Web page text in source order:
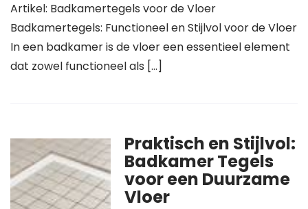
Artikel: Badkamertegels voor de Vloer
Badkamertegels: Functioneel en Stijlvol voor de Vloer
In een badkamer is de vloer een essentieel element
dat zowel functioneel als […]
Praktisch en Stijlvol:
Badkamer Tegels
voor een Duurzame
Vloer